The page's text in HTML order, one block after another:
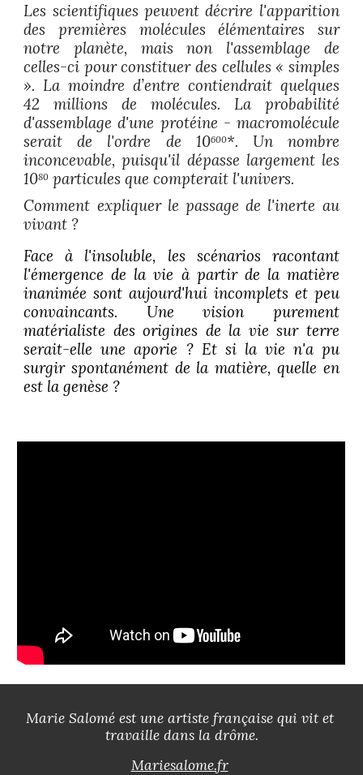
Les scientifiques peuvent décrire l'apparition
des premières molécules élémentaires sur
notre planète, mais non l'assemblage de
celles-ci pour constituer des cellules « simples
». La moindre d’entre contiendrait quelques
42 millions de molécules. La probabilité
d'assemblage d'une protéine - macromolécule
serait de l'ordre de 10600*. Un nombre
inconcevable, puisqu'il dépasse largement les
1080 particules que compterait l'univers.
Comment expliquer le passage de l'inerte au
vivant ?
Face à l'insoluble, les scénarios racontant
l'émergence de la vie à partir de la matière
inanimée sont aujourd'hui incomplets et peu
convaincants. Une vision purement
matérialiste des origines de la vie sur terre
serait-elleune aporie ? Et si la vie n'a pu
surgir spontanément de la matière, quelle en
est la genèse ?
Marie Salomé est une artiste française qui vit et
travaille dans la drôme.
Mariesalome.fr